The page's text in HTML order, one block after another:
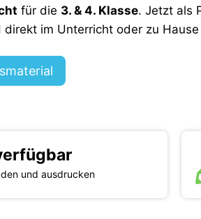
für die 3. & 4. Klasse. Jetzt als
direkt im Unterricht oder zu
und ausdrucken